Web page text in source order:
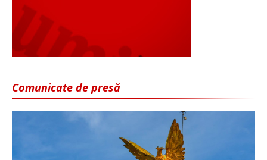
Comunicate de presă